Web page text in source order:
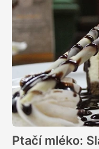
Ptačí mléko: